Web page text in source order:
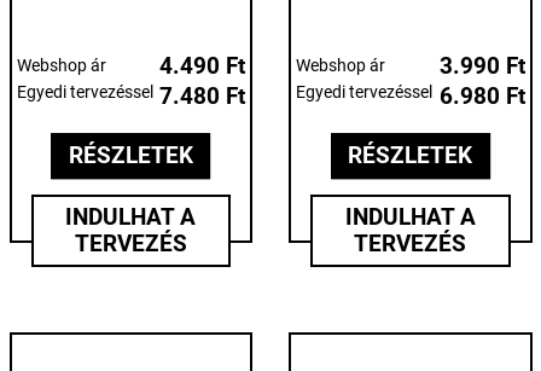
Webshop ár 4.490 Ft
Egyedi tervezéssel 7.480 Ft
RÉSZLETEK
INDULHAT A
TERVEZÉS
Webshop ár 3.990 Ft
Egyedi tervezéssel 6.980 Ft
RÉSZLETEK
INDULHAT A
TERVEZÉS